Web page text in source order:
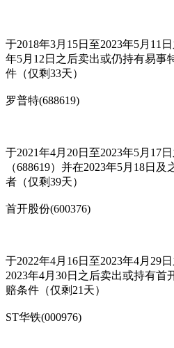
于2018年3月15日至2023年5月11
年5月12日之后卖出或仍持有易事
件（仅剩33天）
罗普特(688619)
于2021年4月20日至2023年5月17
（688619）并在2023年5月18日
者（仅剩39天）
首开股份(600376)
于2022年4月16日至2023年4月29
2023年4月30日之后卖出或持有首
赔条件（仅剩21天）
ST华铁(000976)